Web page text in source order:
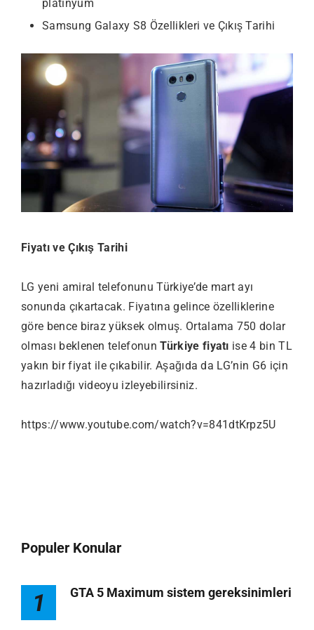
platinyum
Samsung Galaxy S8 Özellikleri ve Çıkış Tarihi
Fiyatı ve Çıkış Tarihi
LG yeni amiral telefonunu Türkiye’de mart ayı
sonunda çıkartacak. Fiyatına gelince özelliklerine
göre bence biraz yüksek olmuş. Ortalama 750 dolar
olması beklenen telefonunTürkiye fiyatı ise 4 bin TL
yakın bir fiyat ile çıkabilir. Aşağıda da LG’nin G6 için
hazırladığı videoyu izleyebilirsiniz.
https://www.youtube.com/watch?v=841dtKrpz5U
Populer Konular
1 GTA 5 Maximum sistem gereksinimleri